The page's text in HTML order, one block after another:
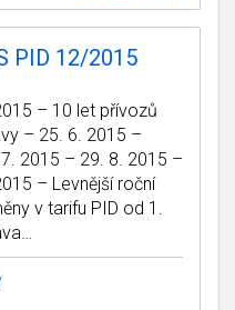
PID 12/2015
– 10 let přívozů
– 25. 6. 2015 –
2015 – 29. 8. 2015 –
– Levnější roční
v tarifu PID od 1.